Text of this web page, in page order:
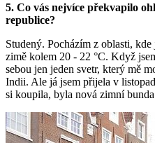
5. Co vás nejvíce překvapilo
republice?
Studený. Pocházím z oblasti,
zimě kolem 20 - 22 °C. Když
sebou jen jeden svetr, který mě
Indii. Ale já jsem přijela v
si koupila, byla nová zimní